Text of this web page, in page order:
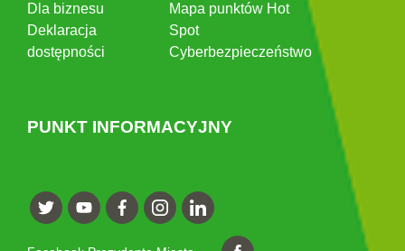
Dla biznesu
Deklaracja
dostępności
Mapa punktów Hot
Spot
Cyberbezpieczeństwo
PUNKT INFORMACYJNY